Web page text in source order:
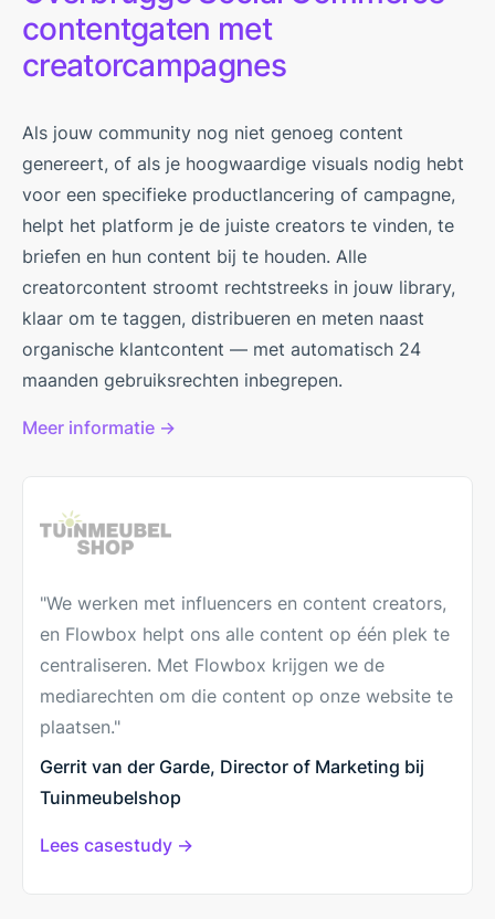
contentgaten met
creatorcampagnes
Als jouw community nog niet genoeg content
genereert, of als je hoogwaardige visuals nodig hebt
voor een specifieke productlancering of campagne,
helpt het platform je de juiste creators te vinden, te
briefen en hun content bij te houden. Alle
creatorcontent stroomt rechtstreeks in jouw library,
klaar om te taggen, distribueren en meten naast
organische klantcontent — met automatisch 24
maanden gebruiksrechten inbegrepen.
Meer informatie →
"We werken met influencers en content creators,
en Flowbox helpt ons alle content op één plek te
centraliseren. Met Flowbox krijgen we de
mediarechten om die content op onze website te
plaatsen."
Gerrit van der Garde, Director of Marketing bij
Tuinmeubelshop
Lees casestudy